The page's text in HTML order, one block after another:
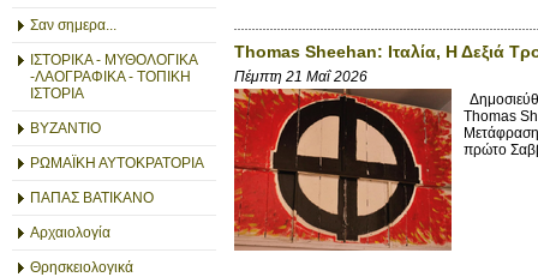
Σαν σημερα...
ΙΣΤΟΡΙΚΑ - ΜΥΘΟΛΟΓΙΚΑ
-ΛΑΟΓΡΑΦΙΚΑ - ΤΟΠΙΚΗ
ΙΣΤΟΡΙΑ
ΒΥΖΑΝΤΙΟ
ΡΩΜΑΪΚΗ ΑΥΤΟΚΡΑΤΟΡΙΑ
ΠΑΠΑΣ ΒΑΤΙΚΑΝΟ
Αρχαιολογία
Θρησκειολογικά
Thomas Sheehan: Ιταλία, Η Δεξιά
Πέμπτη 21 Μαΐ 2026
Thomas
πρώτο